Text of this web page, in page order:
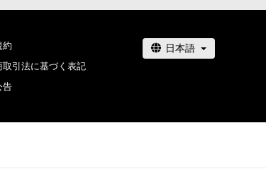
約
取引法に基づく表記
告